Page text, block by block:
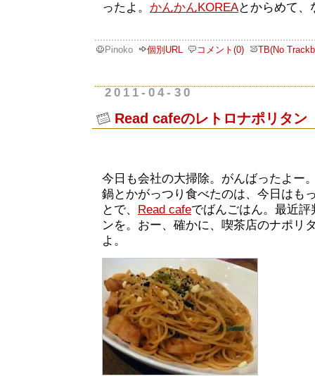
ったよ。 かんかんKOREAとからめて、
Pinoko 個別URL コメント(0) TB(No
2011-04-30
Read cafeのレトロナポリタン
今日も会社の大掃除。がんばったよー
鍋とかがっつり食べたのは、今日はも
とで、 Read cafeでばんごはん。最近
ンを。おー、確かに、喫茶店のナポリ
よ。